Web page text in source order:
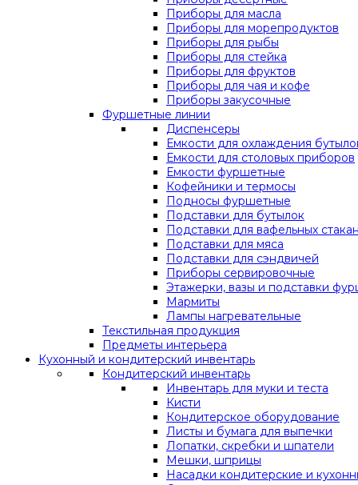
Приборы для масла
Приборы для морепродуктов
Приборы для рыбы
Приборы для стейка
Приборы для фруктов
Приборы для чая и кофе
Приборы закусочные
Фуршетные линии
Диспенсеры
Емкости для охлаждения
Емкости для столовых приборов
Емкости фуршетные
Кофейники и термосы
Подносы фуршетные
Подставки для бутылок
Подставки для вафельных
Подставки для мяса
Подставки для сэндвичей
Приборы сервировочные
Этажерки, вазы и подставки
Мармиты
Лампы нагревательные
Текстильная продукция
Предметы интерьера
Кухонный и кондитерский инвентарь
Кондитерский инвентарь
Инвентарь для муки и теста
Кисти
Кондитерское оборудование
Листы и бумага для выпечки
Лопатки, скребки и шпатели
Мешки, шприцы
Насадки кондитерские и